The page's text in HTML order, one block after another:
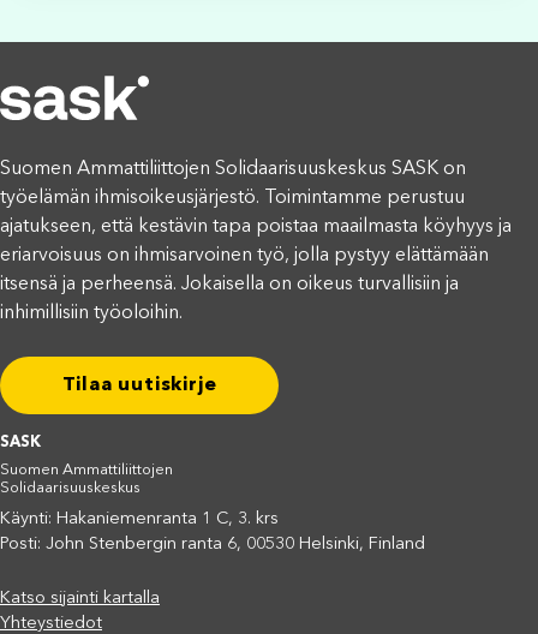
Suomen Ammattiliittojen Solidaarisuuskeskus SASK on
työelämän ihmisoikeusjärjestö. Toimintamme perustuu
ajatukseen, että kestävin tapa poistaa maailmasta köyhyys ja
eriarvoisuus on ihmisarvoinen työ, jolla pystyy elättämään
itsensä ja perheensä. Jokaisella on oikeus turvallisiin ja
inhimillisiin työoloihin.
Tilaa uutiskirje
SASK
Suomen Ammattiliittojen
Solidaarisuuskeskus
Käynti: Hakaniemenranta 1 C, 3. krs
Posti: John Stenbergin ranta 6, 00530 Helsinki, Finland
Katso sijainti kartalla
Yhteystiedot